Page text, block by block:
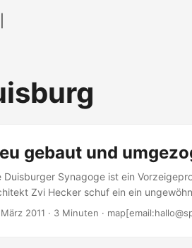
gebaut und
Duisburger Synagoge ist ein
Zvi Hecker schuf ein ein
Februar 1999 eingeweiht und sollte als
2011 · 3 Minuten ·